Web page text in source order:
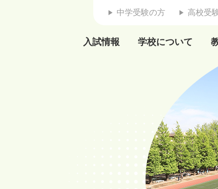
中学受験の方 高校受
入試情報 学校について